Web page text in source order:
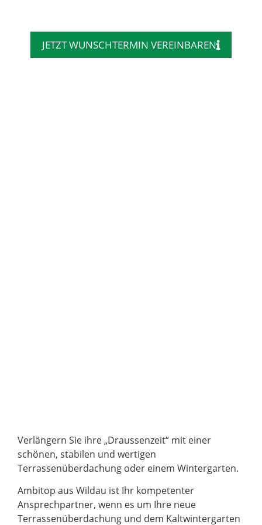
JETZT WUNSCHTERMIN VEREINBAREN
Verlängern Sie ihre „Draussenzeit“ mit einer
schönen, stabilen und wertigen
Terrassenüberdachung oder einem Wintergarten.
Ambitop aus Wildau ist Ihr kompetenter
Ansprechpartner, wenn es um Ihre neue
Terrassenüberdachung und dem Kaltwintergarten